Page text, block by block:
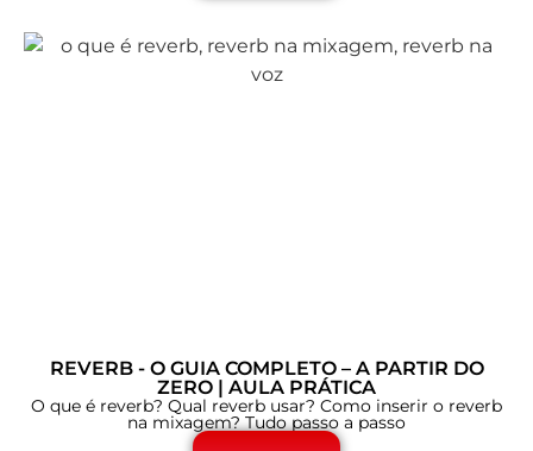
REVERB - O GUIA COMPLETO – A PARTIR DO
ZERO | AULA PRÁTICA
O que é reverb? Qual reverb usar? Como inserir o reverb
na mixagem? Tudo passo a passo